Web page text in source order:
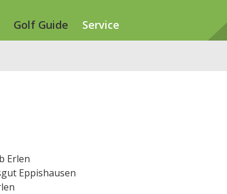
Golf Guide Service
Erlen
Eppishausen